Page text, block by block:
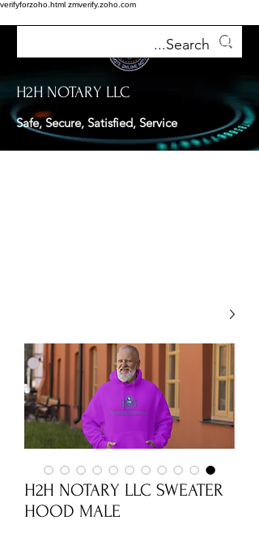
verifyforzoho.html zmverify.zoho.com
H2H NOTARY LLC
Safe, Secure, Satisfied, Service
H2H NOTARY LLC SWEATER
HOOD MALE